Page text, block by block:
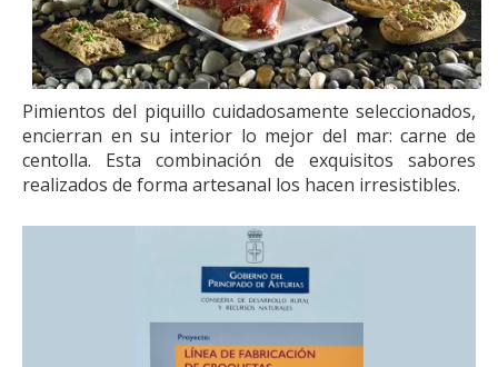
Pimientos del piquillo cuidadosamente seleccionados,
encierran en su interior lo mejor del mar: carne de
centolla. Esta combinación de exquisitos sabores
realizados de forma artesanal los hacen irresistibles.